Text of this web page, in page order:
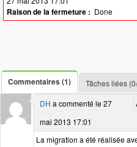
Raison de la fermeture : Done
Commentaires (1)
Tâches liées
DH a commenté le 27
mai 2013 17:01
La migration a été réalisée